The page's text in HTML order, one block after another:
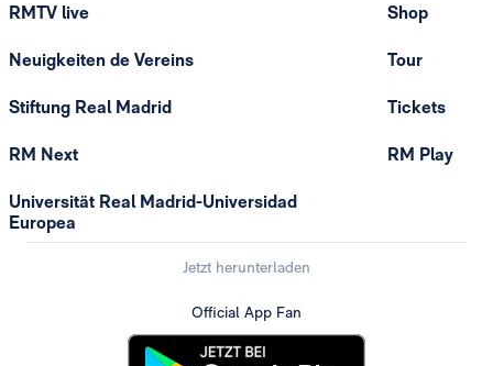
RMTV live
Neuigkeiten de Vereins
Stiftung Real Madrid
RM Next
Universität Real Madrid-Universidad
Europea
Shop
Tour
Tickets
RM Play
Jetzt herunterladen
Official App Fan